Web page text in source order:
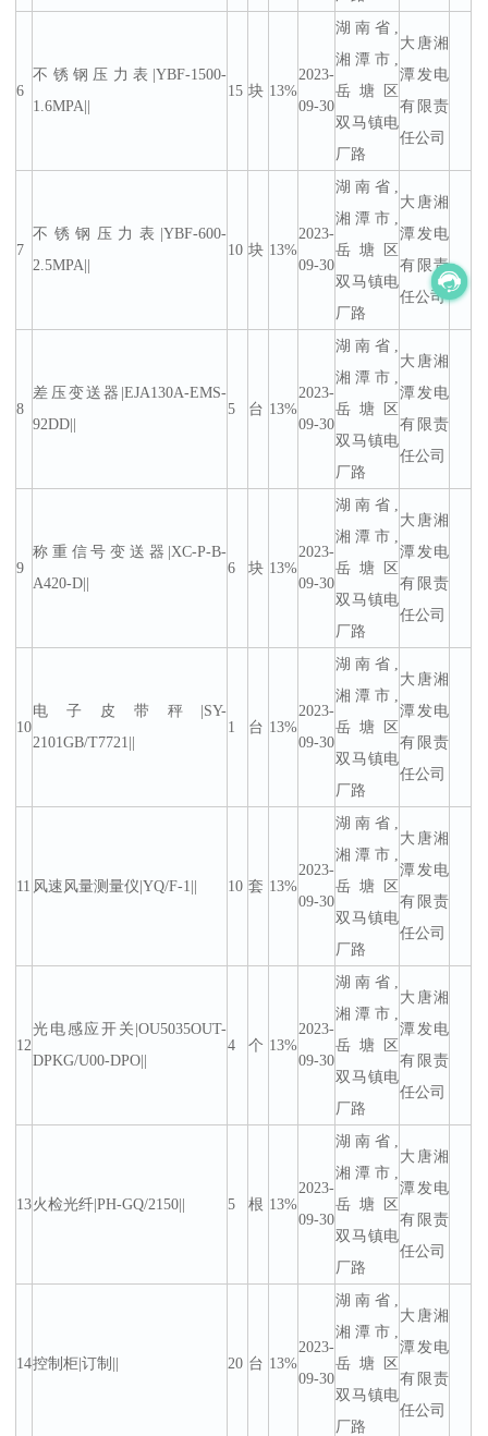
6
不锈钢压力表|YBF-1500-
1.6MPA||
15 块 13%
2023-
09-30
湖南省,
湘潭市,
岳塘区
双马镇电
厂路
大唐湘
潭发电
有限责
任公司
7
不锈钢压力表|YBF-600-
2.5MPA||
10 块 13%
2023-
09-30
湖南省,
湘潭市,
岳塘区
双马镇电
厂路
大唐湘
潭发电
有限责
任公司
8
差压变送器|EJA130A-EMS-
92DD||
5 台 13%
2023-
09-30
湖南省,
湘潭市,
岳塘区
双马镇电
厂路
大唐湘
潭发电
有限责
任公司
9
称重信号变送器|XC-P-B-
A420-D||
6 块 13%
2023-
09-30
湖南省,
湘潭市,
岳塘区
双马镇电
厂路
大唐湘
潭发电
有限责
任公司
10
电子皮带秤|SY-
2101GB/T7721||
1 台 13%
2023-
09-30
湖南省,
湘潭市,
岳塘区
双马镇电
厂路
大唐湘
潭发电
有限责
任公司
11 风速风量测量仪|YQ/F-1|| 10 套 13%
2023-
09-30
湖南省,
湘潭市,
岳塘区
双马镇电
厂路
大唐湘
潭发电
有限责
任公司
12
光电感应开关|OU5035OUT-
DPKG/U00-DPO||
4 个 13%
2023-
09-30
湖南省,
湘潭市,
岳塘区
双马镇电
厂路
大唐湘
潭发电
有限责
任公司
13火检光纤|PH-GQ/2150|| 5 根 13%
2023-
09-30
湖南省,
湘潭市,
岳塘区
双马镇电
厂路
大唐湘
潭发电
有限责
任公司
14控制柜|订制|| 20 台 13%
2023-
09-30
湖南省,
湘潭市,
岳塘区
双马镇电
厂路
大唐湘
潭发电
有限责
任公司